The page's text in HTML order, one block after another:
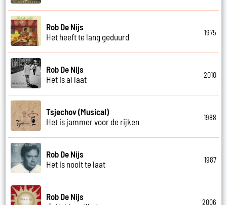
Rob De Nijs
Het heeft te lang geduurd
1975
Rob De Nijs
Het is al laat
2010
Tsjechov (Musical)
Het is jammer voor de rijken
1988
Rob De Nijs
Het is nooit te laat
1987
Rob De Nijs
2006